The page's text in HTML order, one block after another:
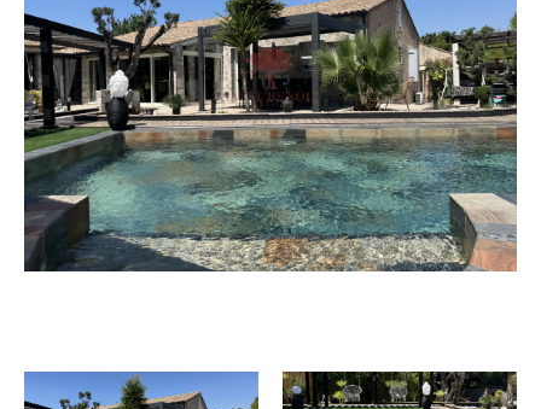
Budget
Budget
Surface
Surface
Pièces